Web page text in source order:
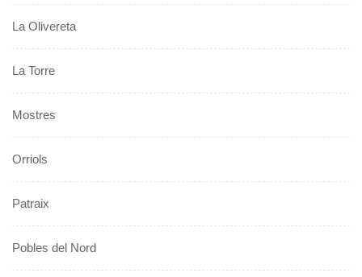
La Olivereta
La Torre
Mostres
Orriols
Patraix
Pobles del Nord